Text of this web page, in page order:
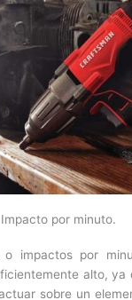
Impacto por minuto.
o impactos por
alto, ya
sobre un